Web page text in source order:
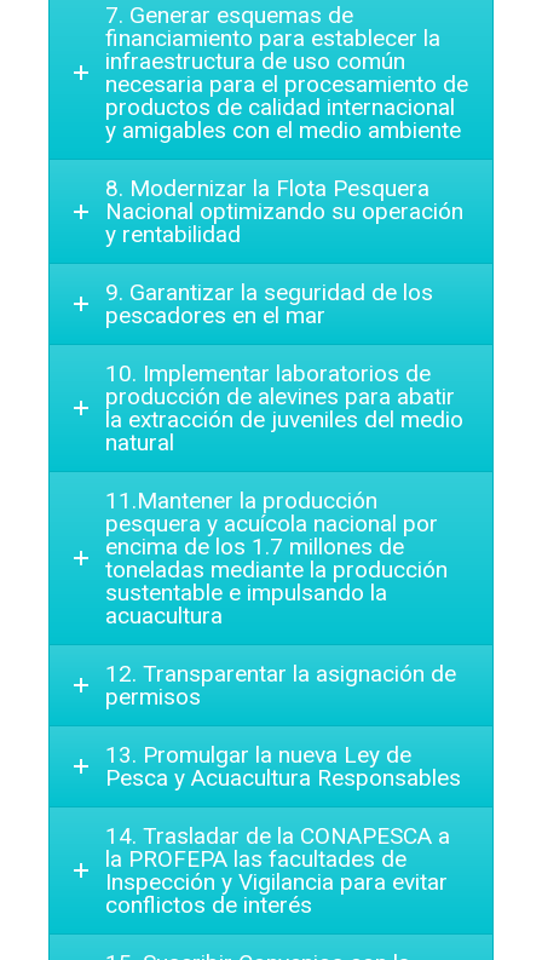
7. Generar esquemas de
financiamiento para establecer la
infraestructura de uso común
necesaria para el procesamiento de
productos de calidad internacional
y amigables con el medio ambiente
8. Modernizar la Flota Pesquera
Nacional optimizando su operación
y rentabilidad
9. Garantizar la seguridad de los
pescadores en el mar
10. Implementar laboratorios de
producción de alevines para abatir
la extracción de juveniles del medio
natural
11.Mantener la producción
pesquera y acuícola nacional por
encima de los 1.7 millones de
toneladas mediante la producción
sustentable e impulsando la
acuacultura
12. Transparentar la asignación de
permisos
13. Promulgar la nueva Ley de
Pesca y Acuacultura Responsables
14. Trasladar de la CONAPESCA a
la PROFEPA las facultades de
Inspección y Vigilancia para evitar
conflictos de interés